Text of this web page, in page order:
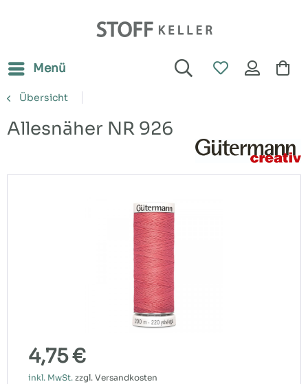
Menü
Übersicht
Allesnäher NR 926
4,75 €
inkl. MwSt. zzgl. Versandkosten